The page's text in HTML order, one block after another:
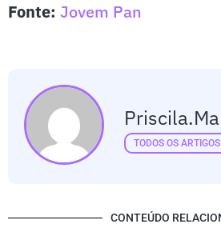
Fonte: Jovem Pan
TODOS OS ARTIGOS
CONTEÚDO